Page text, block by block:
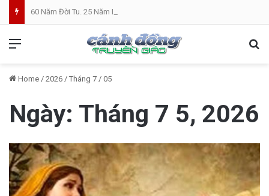
Home / 2026 / Tháng 7 / 05
Ngày: Tháng 7 5, 2026